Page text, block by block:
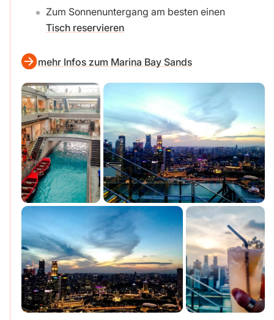
Zum Sonnenuntergang am besten einen
Tisch reservieren
mehr Infos zum Marina Bay Sands